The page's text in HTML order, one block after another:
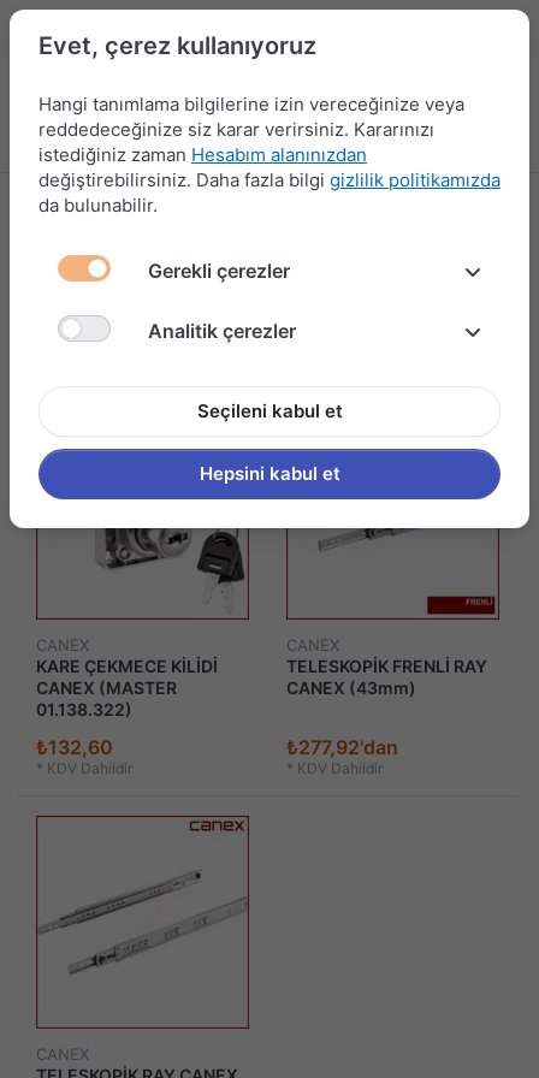
Menü Kampanyalar Yeni Ürünler Giriş yap
CANEX
3 ürün gösteriliyor
Filtrele ve Sırala
CANEX
KARE ÇEKMECE KİLİDİ
CANEX (MASTER
01.138.322)
₺132,60
* KDV Dahildir
CANEX
TELESKOPİK FRENLİ RAY
CANEX (43mm)
₺277,92'dan
* KDV Dahildir
CANEX
Evet, çerez kullanıyoruz
Hangi tanımlama bilgilerine izin vereceğinize veya
reddedeceğinize siz karar verirsiniz. Kararınızı
istediğiniz zaman Hesabım alanınızdan
değiştirebilirsiniz. Daha fazla bilgi gizlilik politikamızda
da bulunabilir.
Gerekli çerezler
Analitik çerezler
Seçileni kabul et
Hepsini kabul et